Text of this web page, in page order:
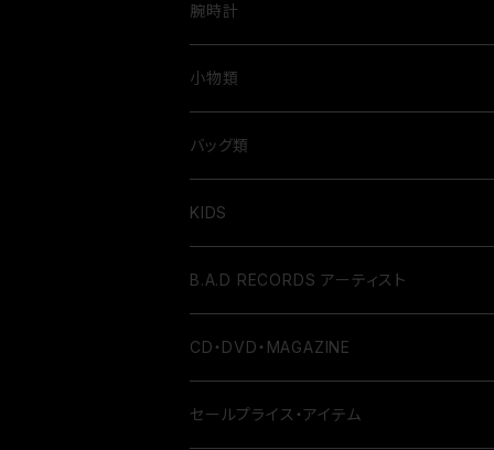
腕時計
小物類
バッグ類
KIDS
B.A.D RECORDS アーティスト
CD・DVD・MAGAZINE
セールプライス・アイテム